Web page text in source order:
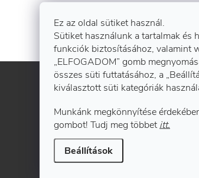
Ez az oldal sütiket használ.
Sütiket használunk a tartalmak és
funkciók biztosításához, valamint
„ELFOGADOM” gomb
összes süti futtatásához, a
kiválasztott süti kategóriák
Munkánk megkönnyítése
gombot! Tudj meg többet itt.
Beállítások